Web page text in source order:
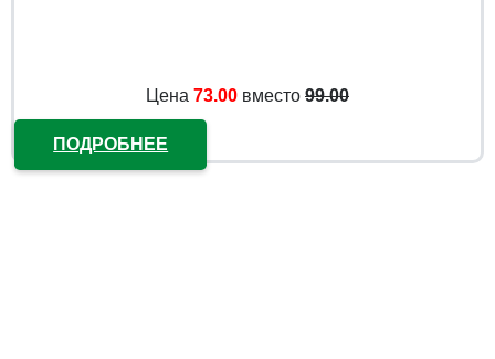
Цена 73.00 вместо 99.00
ПОДРОБНЕЕ